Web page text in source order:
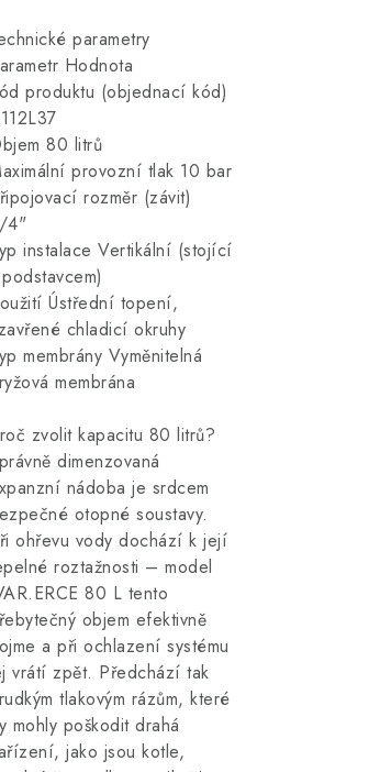
parametry
Hodnota
produktu (objednací kód)
80 litrů
provozní tlak 10 bar
rozměr (závit)
4"
instalace Vertikální (stojící
Ústřední topení,
chladicí okruhy
membrány Vyměnitelná
membrána
zvolit kapacitu 80 litrů?
dimenzovaná
nádoba je srdcem
otopné soustavy.
ohřevu vody dochází k její
roztažnosti – model
80 L tento
objem efektivně
a při ochlazení systému
vrátí zpět. Předchází tak
tlakovým rázům, které
mohly poškodit drahá
jako jsou kotle,